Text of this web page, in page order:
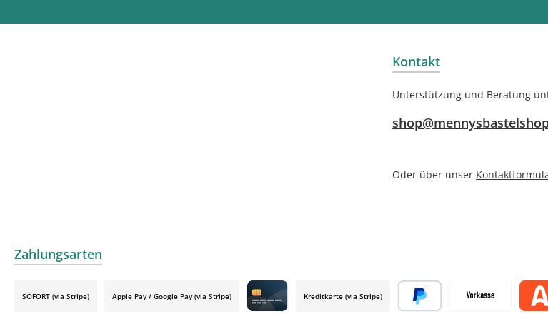
Kontakt
Unterstützung und Beratung
Oder über unser
Zahlungsarten
SOFORT (via Stripe) Apple Pay / Google Pay (via Stripe) Kreditkarte (via Stripe)